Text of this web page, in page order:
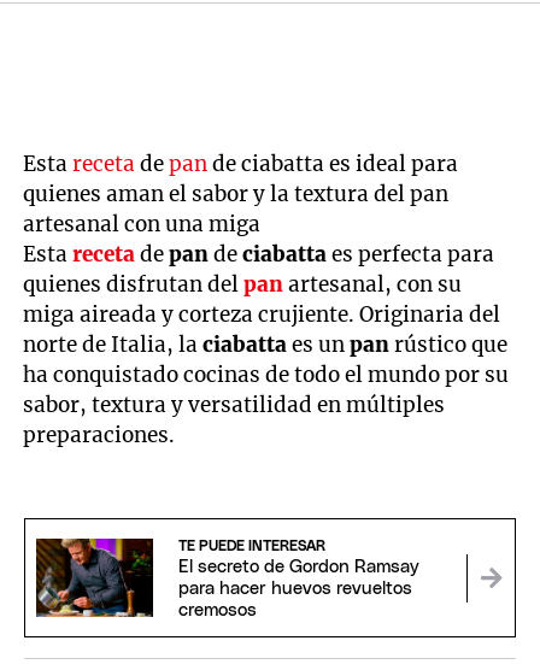
Estareceta depande ciabatta es ideal para
quienes aman el sabor y la textura del pan
artesanal con una miga
Estarecetadepandeciabattaes perfecta para
quienes disfrutan delpanartesanal, con su
miga aireada y corteza crujiente. Originaria del
norte de Italia, laciabattaes unpanrústico que
ha conquistado cocinas de todo el mundo por su
sabor, textura y versatilidad en múltiples
preparaciones.
TE PUEDE INTERESAR
El secreto de Gordon Ramsay
para hacer huevos revueltos
cremosos